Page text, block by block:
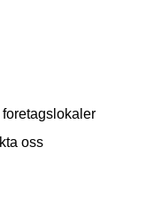
foretagslokaler
oss